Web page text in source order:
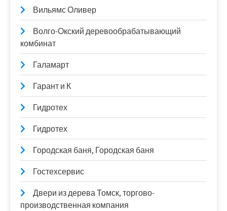
Вильямс Оливер
Волго-Окский деревообрабатывающий
комбинат
Галамарт
Гарант и К
Гидротех
Гидротех
Городская баня, Городская баня
Гостехсервис
Двери из дерева Томск, торгово-
производственная компания